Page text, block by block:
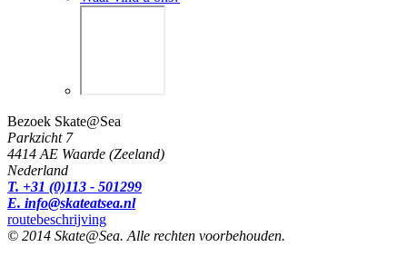
Bezoek Skate@Sea
Parkzicht 7
4414 AE Waarde (Zeeland)
Nederland
T. +31 (0)113 - 501299
E. info@skateatsea.nl
routebeschrijving
© 2014 Skate@Sea. Alle rechten voorbehouden.